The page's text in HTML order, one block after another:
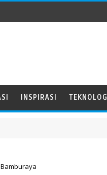
INSPIRASI TEKNOLOGI